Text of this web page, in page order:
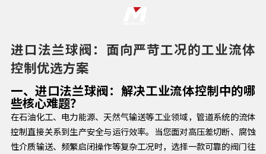
进口法兰球阀：面向严苛工况的工业流体
控制优选方案
一、进口法兰球阀：解决工业流体控制中的哪
些核心难题？
在石油化工、电力能源、天然气输送等工业领域，管道系统的流体
控制直接关系到生产安全与运行效率。当您面对高压差切断、腐蚀
性介质输送、频繁启闭操作等复杂工况时，选择一款可靠的阀门往